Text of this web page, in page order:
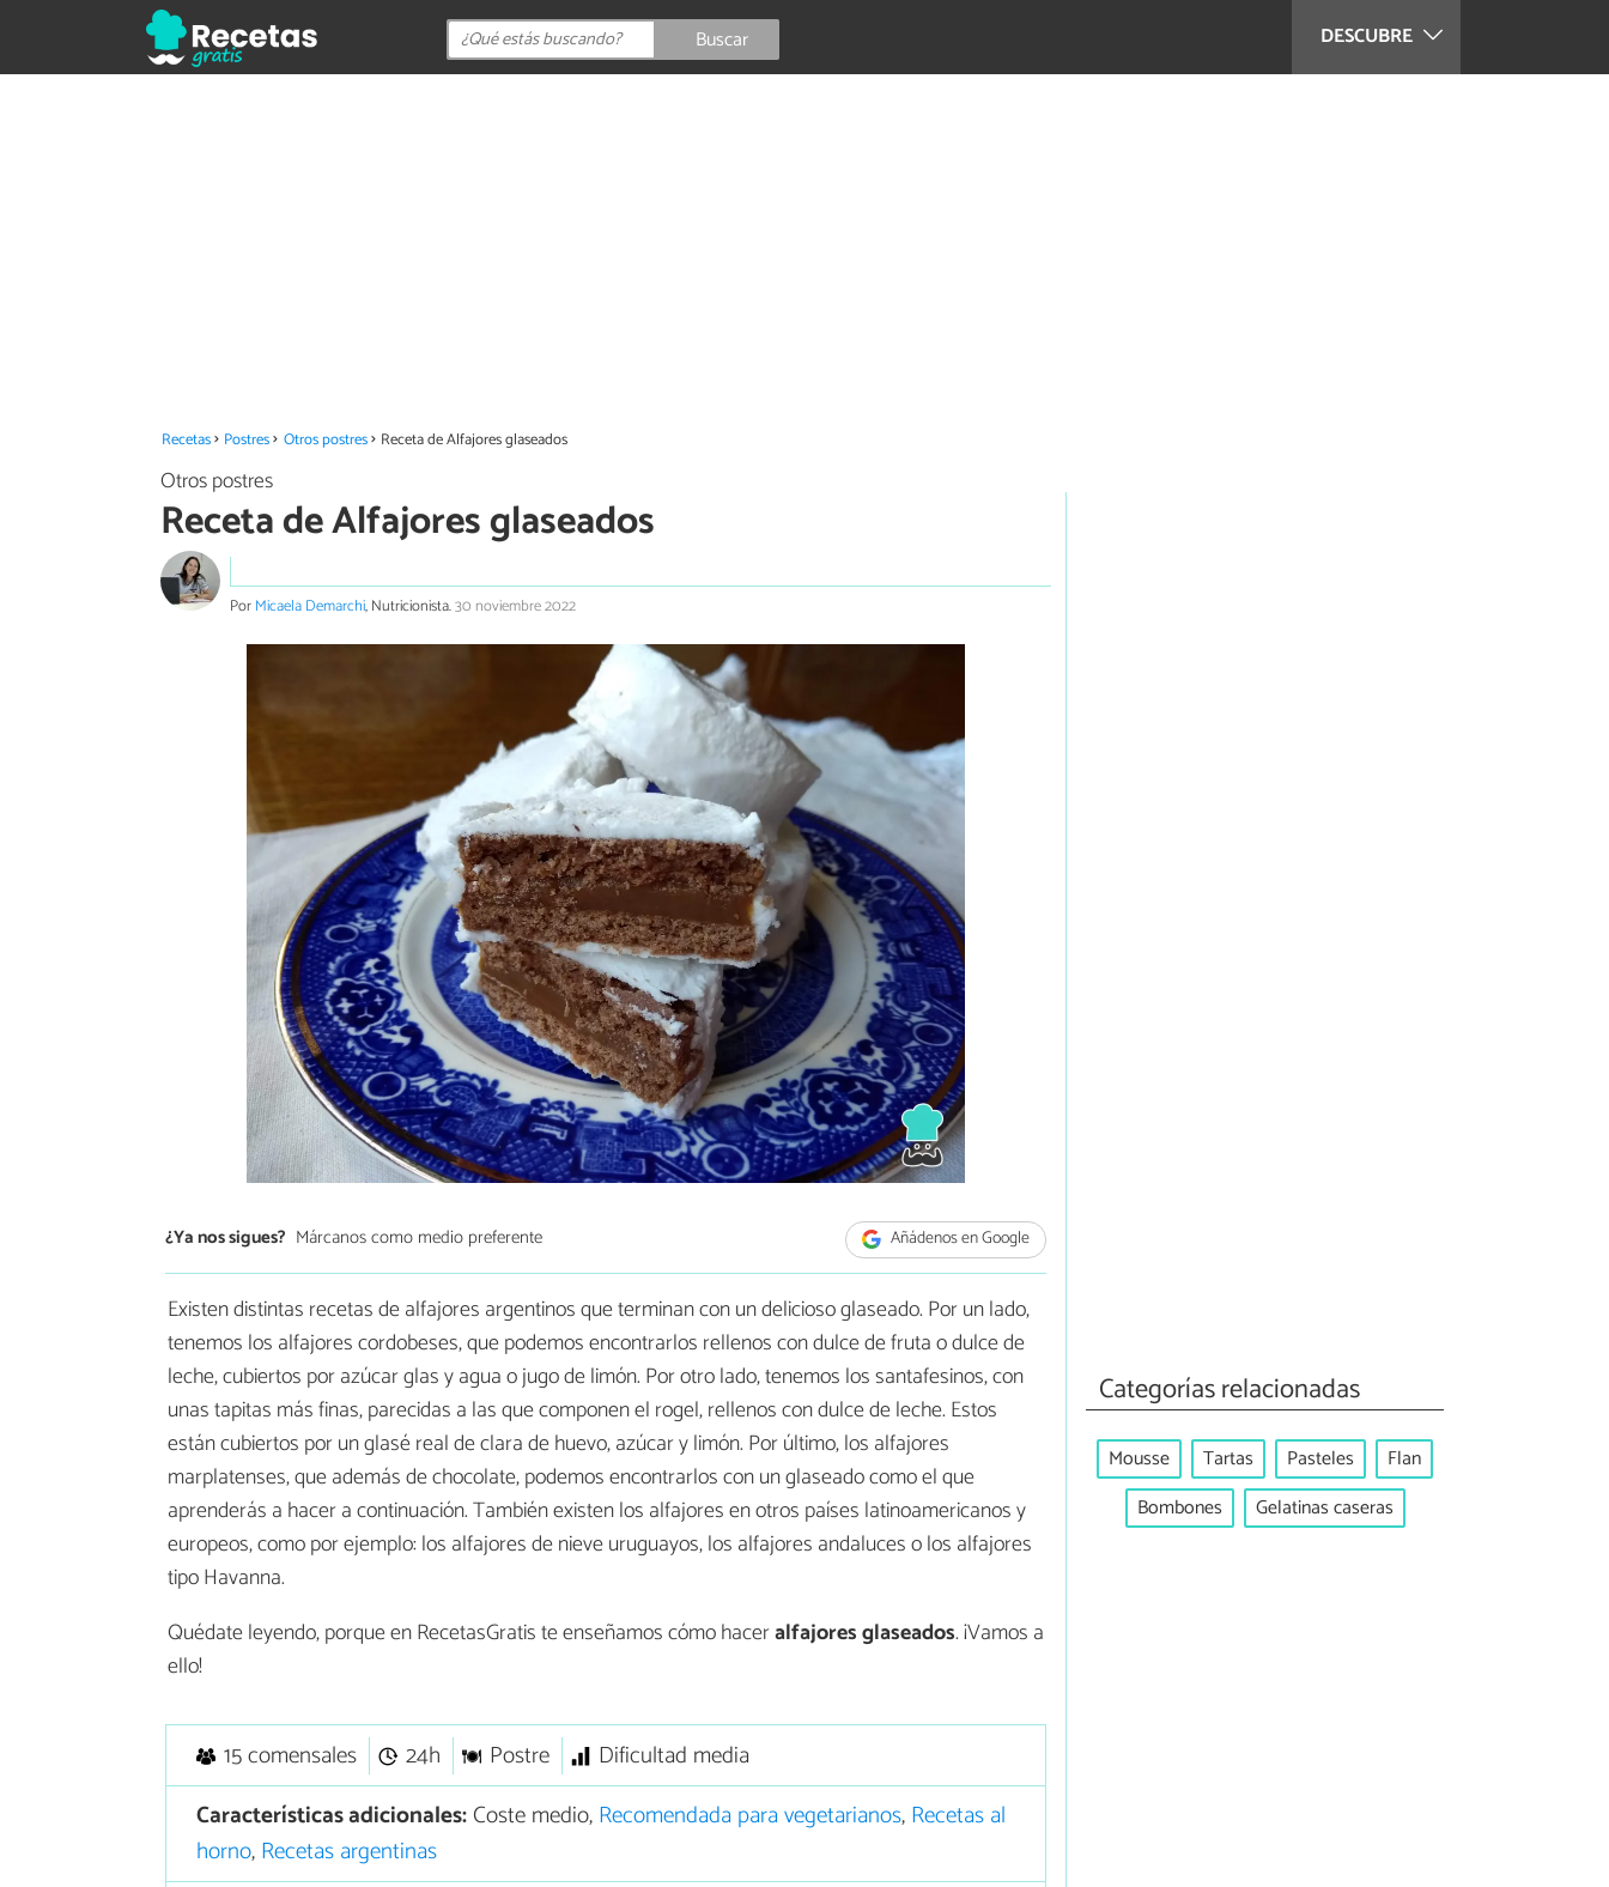
DESCUBRE
Buscar
Recetas Postres Otros postres Receta de Alfajores glaseados
Otros postres
Receta de Alfajores glaseados
PorMicaela Demarchi, Nutricionista.30 noviembre 2022
¿Ya nos sigues? Márcanos como medio preferente Añádenos en Google
Existen distintas recetas de alfajores argentinos que terminan con un delicioso glaseado. Por un lado,
tenemos los alfajores cordobeses, que podemos encontrarlos rellenos con dulce de fruta o dulce de
leche, cubiertos por azúcar glas y agua o jugo de limón. Por otro lado, tenemos los santafesinos, con
unas tapitas más finas, parecidas a las que componen el rogel, rellenos con dulce de leche. Estos
están cubiertos por un glasé real de clara de huevo, azúcar y limón. Por último, los alfajores
marplatenses, que además de chocolate, podemos encontrarlos con un glaseado como el que
aprenderás a hacer a continuación. También existen los alfajores en otros países latinoamericanos y
europeos, como por ejemplo: los alfajores de nieve uruguayos, los alfajores andaluces o los alfajores
tipo Havanna.
Quédate leyendo, porque en RecetasGratis te enseñamos cómo haceralfajores glaseados. ¡Vamos a
ello!
15 comensales 24h Postre
Dificultad media
Características adicionales:Coste medio,Recomendada para vegetarianos,Recetas al
horno,Recetas argentinas
Categorías relacionadas
Mousse Tartas Pasteles
Flan
Bombones
Gelatinas caseras